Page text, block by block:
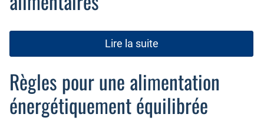
Lire la suite
Règles pour une alimentation
énergétiquement équilibrée